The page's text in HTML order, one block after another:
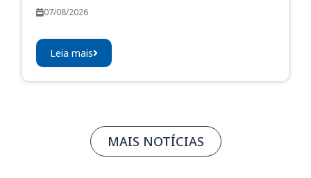
07/08/2026
Leia mais
MAIS NOTÍCIAS